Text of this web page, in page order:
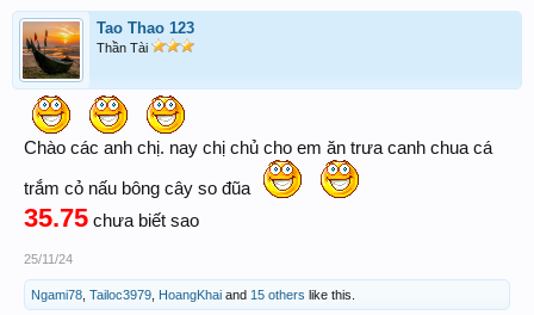
Tao Thao 123
Thần Tài
Chào các anh chị. nay chị chủ cho em ăn trưa canh chua cá
trắm cỏ nấu bông cây so đũa
35.75 chưa biết sao
25/11/24
Ngami78 Tailoc3979 HoangKhai and 15 others like this.